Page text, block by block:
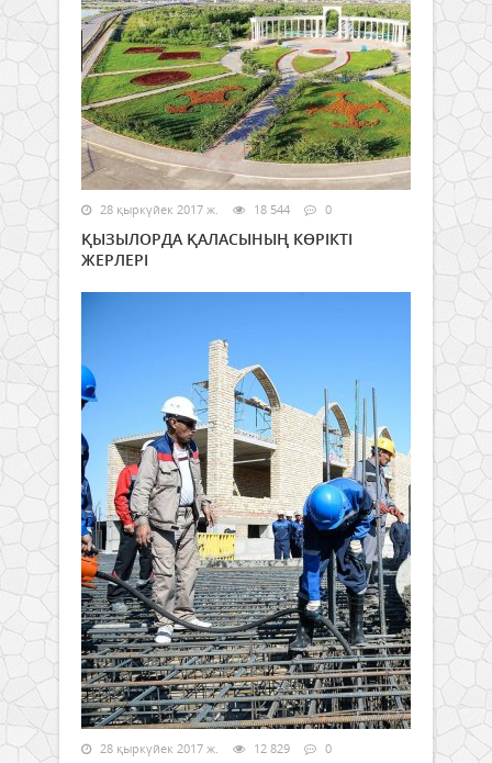
28 қыркүйек 2017 ж. 18 544 0
ҚЫЗЫЛОРДА ҚАЛАСЫНЫҢ КӨРІКТІ
ЖЕРЛЕРІ
28 қыркүйек 2017 ж. 12 829 0